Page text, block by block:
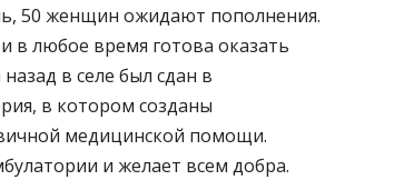
50 женщин ожидают пополнения.
в любое время готова оказать
в селе был сдан в
в котором созданы
медицинской помощи.
и желает всем добра.